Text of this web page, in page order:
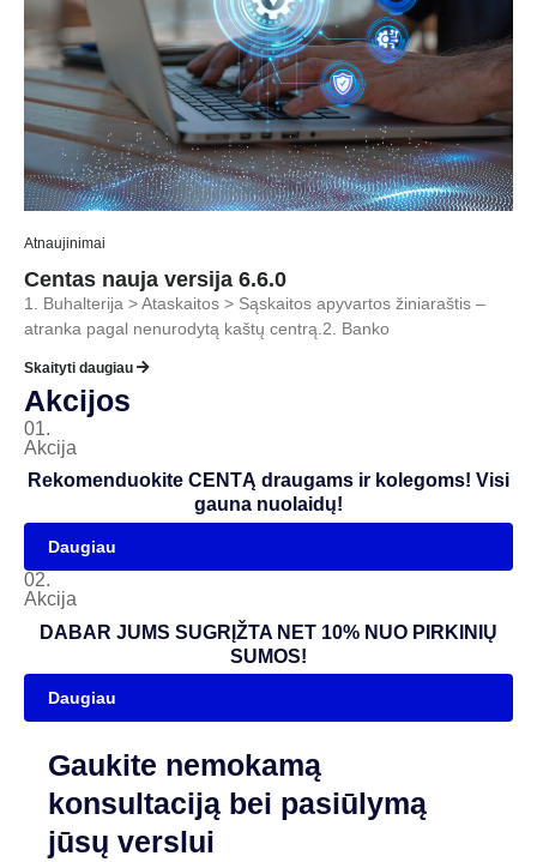
Atnaujinimai
Centas nauja versija 6.6.0
1. Buhalterija > Ataskaitos > Sąskaitos apyvartos žiniaraštis –
atranka pagal nenurodytą kaštų centrą.2. Banko
Skaityti daugiau
Akcijos
01.
Akcija
Rekomenduokite CENTĄ draugams ir kolegoms! Visi
gauna nuolaidų!
Daugiau
02.
Akcija
DABAR JUMS SUGRĮŽTA NET 10% NUO PIRKINIŲ
SUMOS!
Daugiau
Gaukite nemokamą
konsultaciją bei pasiūlymą
jūsų verslui